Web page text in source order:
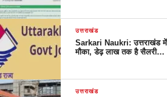
उत्तराखंड
Sarkari Naukri: उत्तराखंड में
मौका, डेढ़ लाख तक है सैलरी…
उत्तराखंड